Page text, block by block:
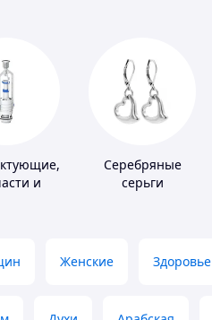
и
Серебряные
серьги
Женские Здоровье